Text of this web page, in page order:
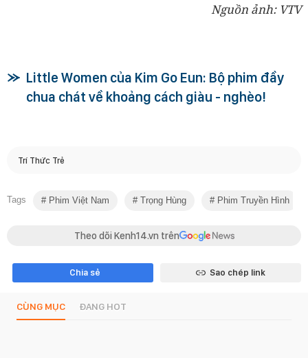
Nguồn ảnh: VTV
Little Women của Kim Go Eun: Bộ phim đầy
chua chát về khoảng cách giàu - nghèo!
Trí Thức Trẻ
Tags Phim Việt Nam Trọng Hùng Phim Truyền Hình
Theo dõi Kenh14.vn trên
Chia sẻ Sao chép link
CÙNG MỤC ĐANG HOT